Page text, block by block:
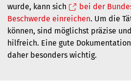
wurde, kann sich
bei der
Beschwerde einreichen. Um die
können, sind möglichst präzise
hilfreich. Eine gute
daher besonders wichtig.